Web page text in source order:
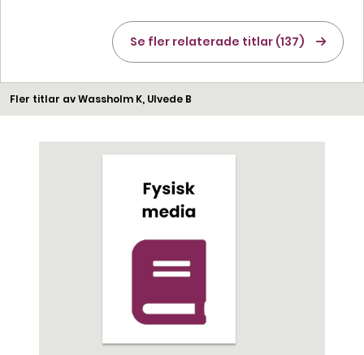
Se fler relaterade titlar (137)
Fler titlar av Wassholm K, Ulvede B